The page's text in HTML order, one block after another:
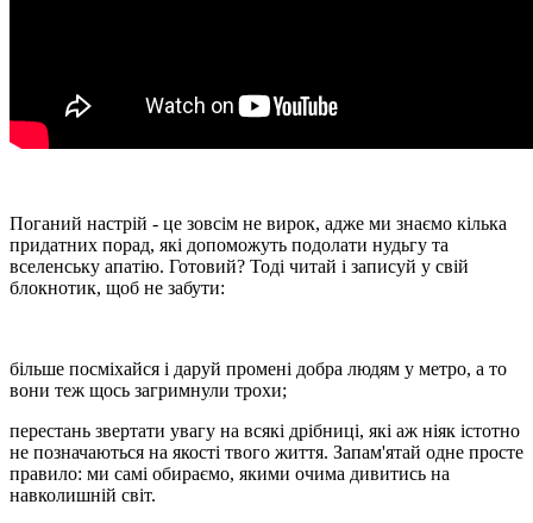
Поганий настрій - це зовсім не вирок, адже ми знаємо кілька
придатних порад, які допоможуть подолати нудьгу та
вселенську апатію. Готовий? Тоді читай і записуй у свій
блокнотик, щоб не забути:
більше посміхайся і даруй промені добра людям у метро, а то
вони теж щось загримнули трохи;
перестань звертати увагу на всякі дрібниці, які аж ніяк істотно
не позначаються на якості твого життя. Запам'ятай одне просте
правило: ми самі обираємо, якими очима дивитись на
навколишній світ.